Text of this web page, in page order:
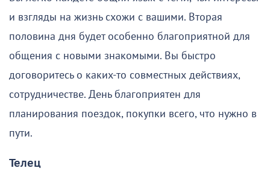
и взгляды на жизнь схожи с вашими. Вторая
половина дня будет особенно благоприятной для
общения с новыми знакомыми. Вы быстро
договоритесь о каких-то совместных действиях,
сотрудничестве. День благоприятен для
планирования поездок, покупки всего, что нужно в
пути.
Телец